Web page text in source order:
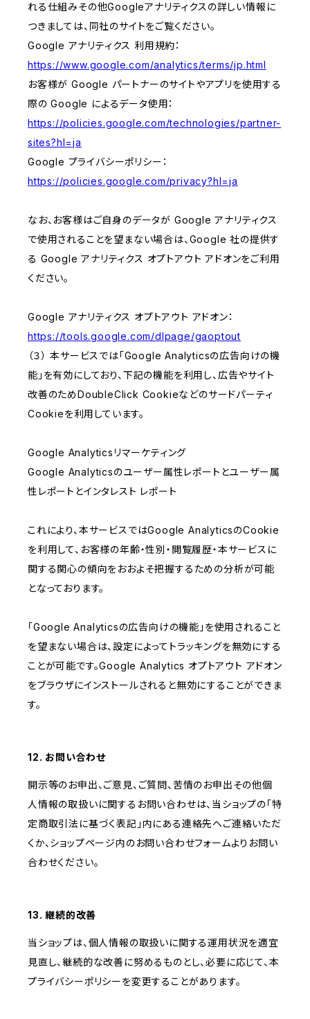
れる仕組みその他Googleアナリティクスの詳しい情報に
つきましては、同社のサイトをご覧ください。
Google アナリティクス 利用規約：
https://www.google.com/analytics/terms/jp.html
お客様が Google パートナーのサイトやアプリを使用する
際の Google によるデータ使用：
https://policies.google.com/technologies/partner-
sites?hl=ja
Google プライバシーポリシー：
https://policies.google.com/privacy?hl=ja
なお、お客様はご自身のデータが Google アナリティクス
で使用されることを望まない場合は、Google 社の提供す
る Google アナリティクス オプトアウト アドオンをご利用
ください。
Google アナリティクス オプトアウト アドオン：
https://tools.google.com/dlpage/gaoptout
（３） 本サービスでは「Google Analyticsの広告向けの機
能」を有効にしており、下記の機能を利用し、広告やサイト
改善のためDoubleClick Cookieなどのサードパーティ
Cookieを利用しています。
Google Analyticsリマーケティング
Google Analyticsのユーザー属性レポートとユーザー属
性レポートとインタレスト レポート
これにより、本サービスではGoogle AnalyticsのCookie
を利用して、お客様の年齢・性別・閲覧履歴・本サービスに
関する関心の傾向をおおよそ把握するための分析が可能
となっております。
「Google Analyticsの広告向けの機能」を使用されること
を望まない場合は、設定によってトラッキングを無効にする
ことが可能です。Google Analytics オプトアウト アドオン
をブラウザにインストールされると無効にすることができま
す。
12. お問い合わせ
開示等のお申出、ご意見、ご質問、苦情のお申出その他個
人情報の取扱いに関するお問い合わせは、当ショップの「特
定商取引法に基づく表記」内にある連絡先へご連絡いただ
くか、ショップページ内のお問い合わせフォームよりお問い
合わせください。
13. 継続的改善
当ショップは、個人情報の取扱いに関する運用状況を適宜
見直し、継続的な改善に努めるものとし、必要に応じて、本
プライバシーポリシーを変更することがあります。